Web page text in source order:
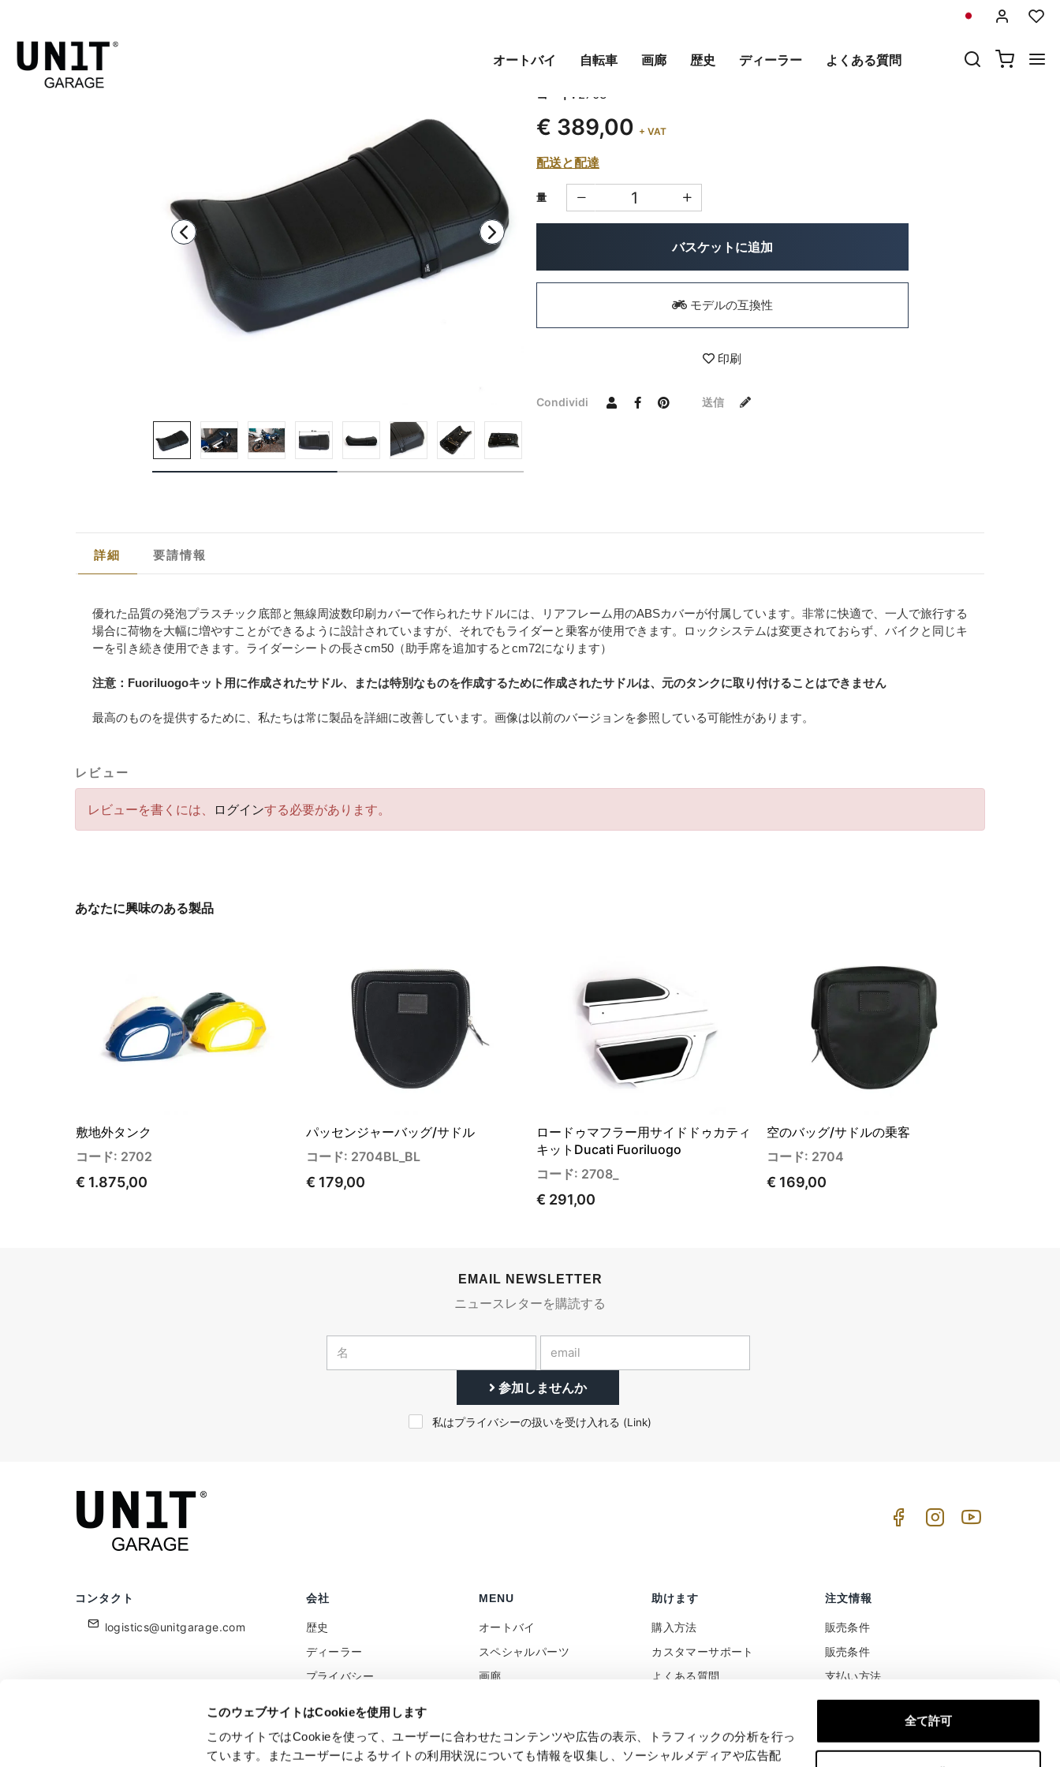
このウェブサイトはCookieを使用します
このサイトではCookieを使って、ユーザーに合わせたコンテンツや広告の表示、トラフィックの分析を行っ
ています。またユーザーによるサイトの利用状況についても情報を収集し、ソーシャルメディアや広告配
全て許可
オートバイ 自転車 画廊 歴史 ディーラー よくある質問
サドルドゥカティフロールルオゴ
コード: 2703
€ 389,00 + VAT
配送と配達
量
バスケットに追加
モデルの互換性
印刷
Condividi 送信
詳細 要請情報
優れた品質の発泡プラスチック底部と無線周波数印刷カバーで作られたサドルには、リアフレーム用のABSカバーが付属しています。非常に快適で、一人で旅行する
場合に荷物を大幅に増やすことができるように設計されていますが、それでもライダーと乗客が使用できます。ロックシステムは変更されておらず、バイクと同じキ
ーを引き続き使用できます。ライダーシートの長さcm50（助手席を追加するとcm72になります）
注意：Fuoriluogoキット用に作成されたサドル、または特別なものを作成するために作成されたサドルは、元のタンクに取り付けることはできません
最高のものを提供するために、私たちは常に製品を詳細に改善しています。画像は以前のバージョンを参照している可能性があります。
レビュー
レビューを書くには、 ログインする必要があります。
あなたに興味のある製品
敷地外タンク
コード: 2702
€ 1.875,00
パッセンジャーバッグ/サドル
コード: 2704BL_BL
€ 179,00
ロードゥマフラー用サイドドゥカティ
キットDucati Fuoriluogo
コード: 2708_
€ 291,00
空のバッグ/サドルの乗客
コード: 2704
€ 169,00
EMAIL NEWSLETTER
ニュースレターを購読する
参加しませんか
私はプライバシーの扱いを受け入れる (Link)
コンタクト
logistics@unitgarage.com
会社
歴史
ディーラー
プライバシー
フィードバック
MENU
オートバイ
スペシャルパーツ
画廊
Social Wall
助けます
購入方法
カスタマーサポート
よくある質問
注文情報
販売条件
販売条件
支払い方法
配送と配達
満足または払い戻された